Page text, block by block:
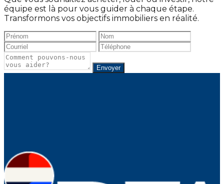
équipe est là pour vous guider à chaque étape.
Transformons vos objectifs immobiliers en réalité.
Envoyer